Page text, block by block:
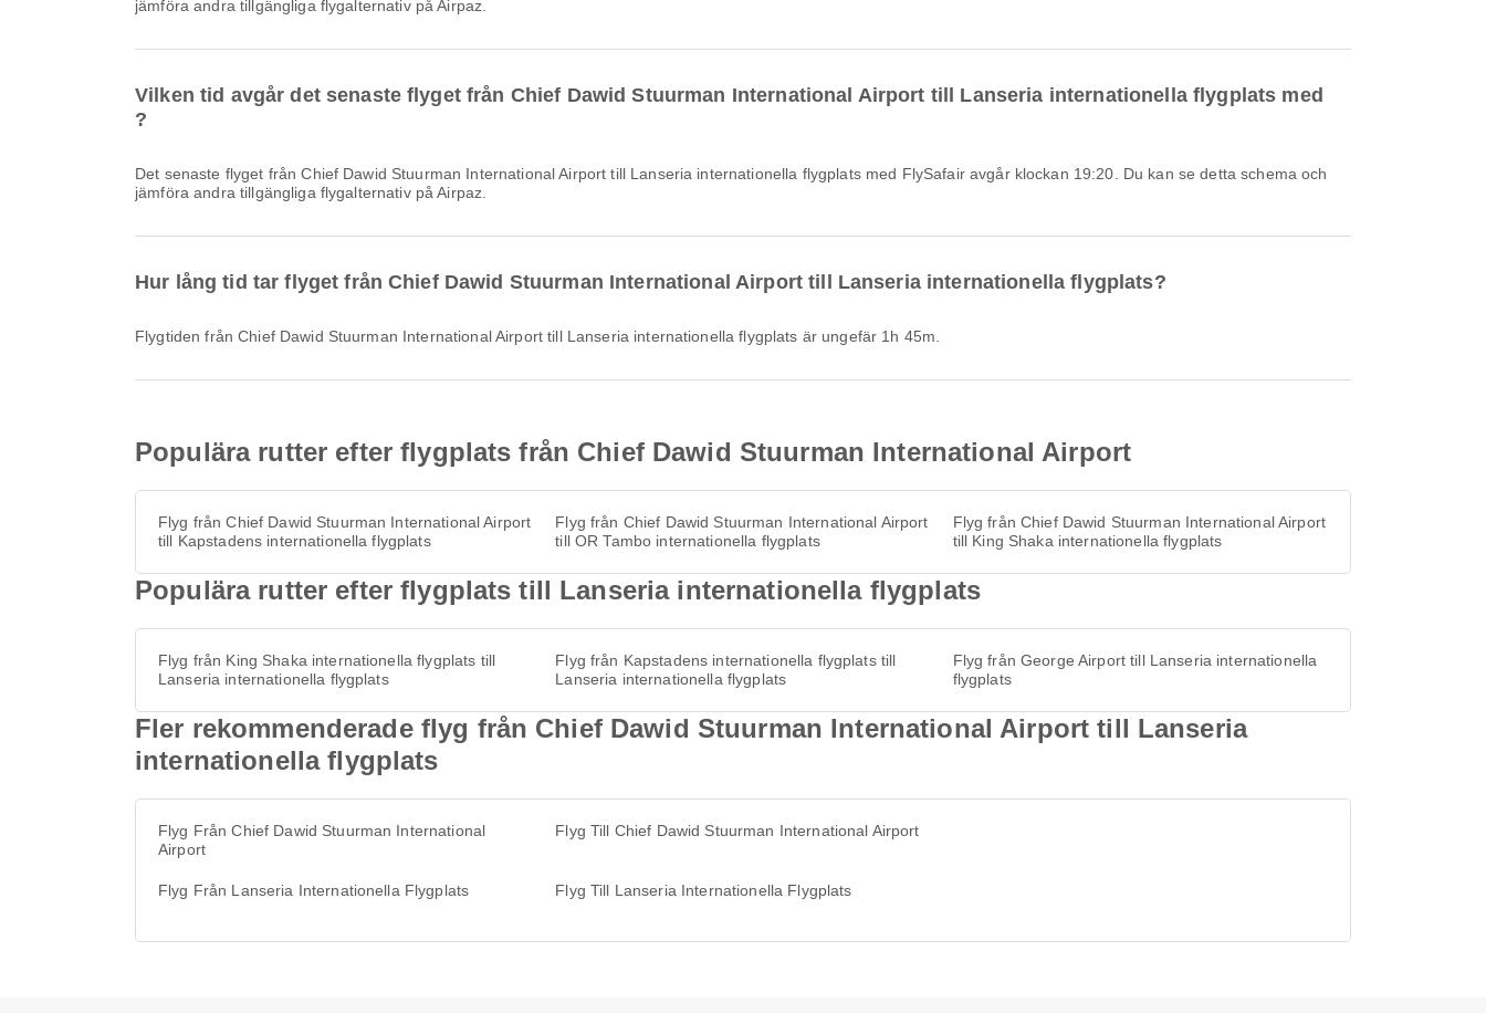
jämföra andra tillgängliga flygalternativ på Airpaz.
Vilken tid avgår det senaste flyget från Chief Dawid Stuurman International Airport till Lanseria internationella flygplats med
?
Det senaste flyget från Chief Dawid Stuurman International Airport till Lanseria internationella flygplats med FlySafair avgår klockan 19:20. Du kan se detta schema och
jämföra andra tillgängliga flygalternativ på Airpaz.
Hur lång tid tar flyget från Chief Dawid Stuurman International Airport till Lanseria internationella flygplats?
Flygtiden från Chief Dawid Stuurman International Airport till Lanseria internationella flygplats är ungefär 1h 45m.
Populära rutter efter flygplats från Chief Dawid Stuurman International Airport
Flyg från Chief Dawid Stuurman International Airport
till Kapstadens internationella flygplats
Flyg från Chief Dawid Stuurman International Airport
till OR Tambo internationella flygplats
Flyg från Chief Dawid Stuurman International Airport
till King Shaka internationella flygplats
Populära rutter efter flygplats till Lanseria internationella flygplats
Flyg från King Shaka internationella flygplats till
Lanseria internationella flygplats
Flyg från Kapstadens internationella flygplats till
Lanseria internationella flygplats
Flyg från George Airport till Lanseria internationella
flygplats
Fler rekommenderade flyg från Chief Dawid Stuurman International Airport till Lanseria
internationella flygplats
Flyg Från Chief Dawid Stuurman International
Airport
Flyg Från Lanseria Internationella Flygplats
Flyg Till Chief Dawid Stuurman International Airport
Flyg Till Lanseria Internationella Flygplats